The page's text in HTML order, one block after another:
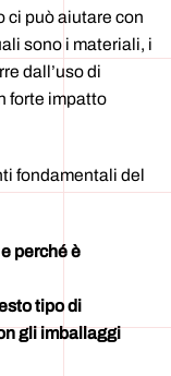
ci può aiutare con
sono i materiali, i
dall’uso di
forte impatto
fondamentali del
perché è
tipo di
gli imballaggi